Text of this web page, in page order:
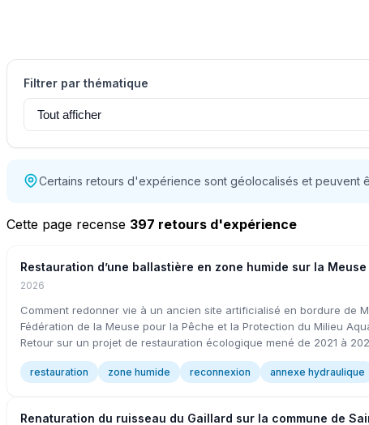
Filtrer par thématique
Certains retours d'expérience sont géolocalisés et peuvent
Cette page recense 397 retours d'expérience
Restauration d’une ballastière en zone humide sur la Meuse
2026
Comment redonner vie à un ancien site artificialisé en bordure de
Fédération de la Meuse pour la Pêche et la Protection du Milieu
Retour sur un projet de restauration écologique mené de 2021 à
restauration zone humide reconnexion annexe hydraulique
Renaturation du ruisseau du Gaillard sur la commune de